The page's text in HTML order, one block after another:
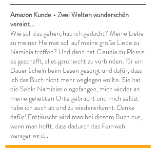
Amazon Kunde - Zwei Welten wunderschön
vereint...
Wie soll das gehen, hab ich gedacht? Meine Liebe
zu meiner Heimat soll auf meine große Liebe zu
Namibia treffen? Und dann hat Claudia du Plessis
es geschafft, alles ganz leicht zu verbinden, für ein
Dauerlächeln beim Lesen gesorgt und dafür, dass
ich das Buch nicht mehr weglegen wollte. Sie hat
die Seele Namibias eingefangen, mich wieder an
meine geliebten Orte gebracht und mich selbst
habe ich auch ab und zu wiedererkannt. Danke
dafür! Enttäuscht wird man bei diesem Buch nur,
wenn man hofft, dass dadurch das Fernweh
weniger wird...